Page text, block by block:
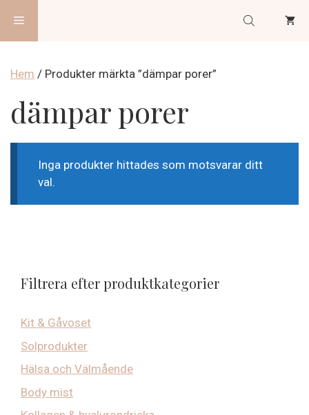
innehåll
Meny
Hem / Produkter märkta ”dämpar porer”
dämpar porer
Inga produkter hittades som motsvarar ditt
val.
Filtrera efter produktkategorier
Kit & Gåvoset
Solprodukter
Hälsa och Välmående
Body mist